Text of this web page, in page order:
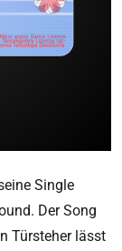
Single
Der Song
Türsteher lässt